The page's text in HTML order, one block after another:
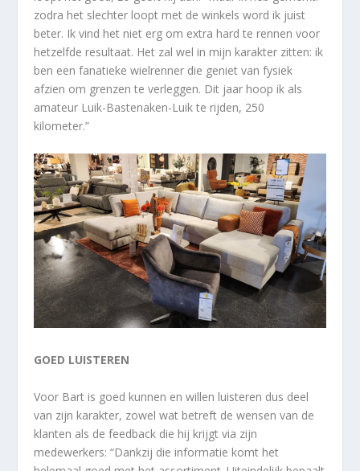
zodra het slechter loopt met de winkels word ik juist
beter. Ik vind het niet erg om extra hard te rennen voor
hetzelfde resultaat. Het zal wel in mijn karakter zitten: ik
ben een fanatieke wielrenner die geniet van fysiek
afzien om grenzen te verleggen. Dit jaar hoop ik als
amateur Luik-Bastenaken-Luik te rijden, 250
kilometer.”
GOED LUISTEREN
Voor Bart is goed kunnen en willen luisteren dus deel
van zijn karakter, zowel wat betreft de wensen van de
klanten als de feedback die hij krijgt via zijn
medewerkers: “Dankzij die informatie komt het